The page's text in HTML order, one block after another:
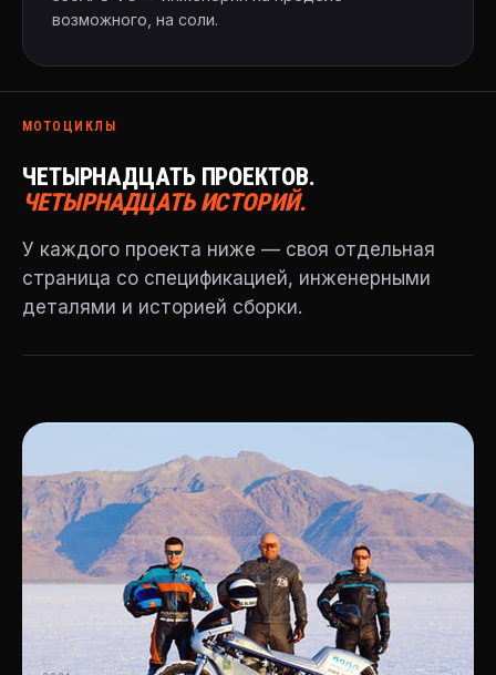
возможного, на соли.
МОТОЦИКЛЫ
ЧЕТЫРНАДЦАТЬ ПРОЕКТОВ.
ЧЕТЫРНАДЦАТЬ ИСТОРИЙ.
У каждого проекта ниже — своя отдельная
страница со спецификацией, инженерными
деталями и историей сборки.